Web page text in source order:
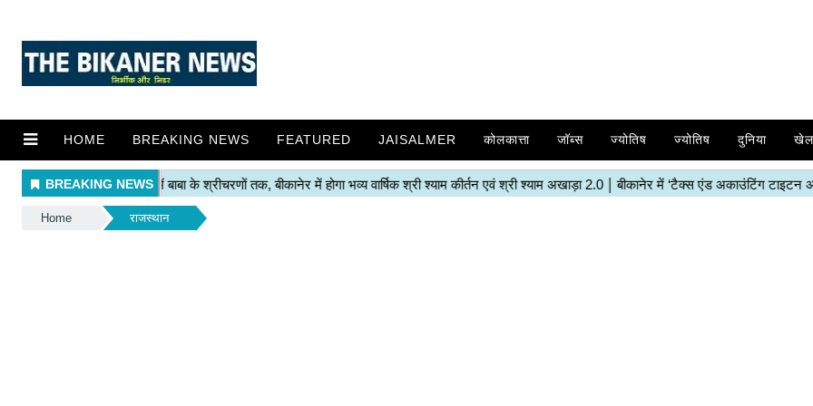
HOME BREAKING NEWS FEATURED JAISALMER कोलकात्ता जॉब्स ज्योतिष ज्योतिष दुनिया खेल
Home राजस्थान